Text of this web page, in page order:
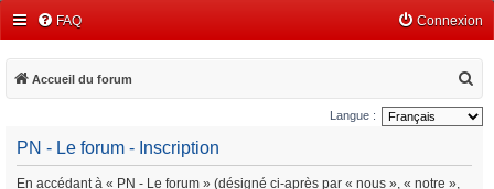
FAQ Connexion
Accueil du forum
e
c
Langue :
PN - Le forum - Inscription
En accédant à « PN - Le forum » (désigné ci-après par « nous », « notre »,